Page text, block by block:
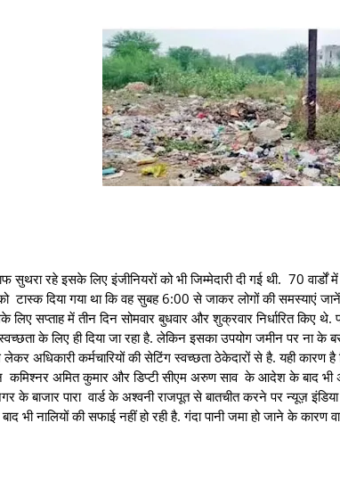
सुथरा रहे इसके लिए इंजीनियरों को भी जिम्मेदारी दी गई थी. 70
टास्क दिया गया था कि वह सुबह 6:00 से जाकर लोगों की समस्याएं
सप्ताह में तीन दिन सोमवार बुधवार और शुक्रवार निर्धारित किए
के लिए ही दिया जा रहा है. लेकिन इसका उपयोग जमीन पर ना के
अधिकारी कर्मचारियों की सेटिंग स्वच्छता ठेकेदारों से है. यही कारण
कमिश्नर अमित कुमार और डिप्टी सीएम अरुण साव के आदेश के बाद भी
के बाजार पारा वार्ड के अश्वनी राजपूत से बातचीत करने पर न्यूज़ इंडिया
भी नालियों की सफाई नहीं हो रही है. गंदा पानी जमा हो जाने के कारण